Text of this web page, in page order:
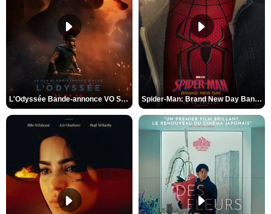
L'Odyssée Bande-annonce VO STFR Spider-Man: Brand New Day Bande-annonce VO STFR